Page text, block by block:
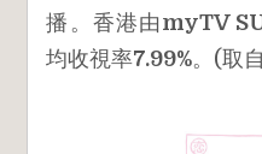
播。香港由myTV
均收視率7.99%。(取